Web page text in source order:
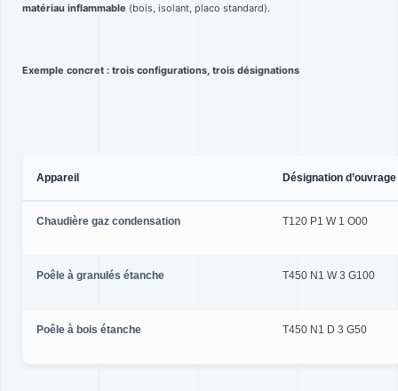
matériau inflammable (bois, isolant, placo standard).
Exemple concret : trois configurations, trois désignations
Appareil Désignation d’ouvrage
Chaudière gaz condensation T120 P1 W 1 O00
Poêle à granulés étanche T450 N1 W 3 G100
Poêle à bois étanche T450 N1 D 3 G50